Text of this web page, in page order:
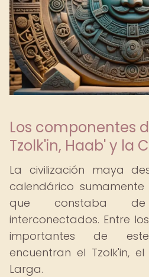
Los componentes
Tzolk'in, Haab' y la
La civilización maya
calendárico
que constaba
interconectados. Entre
importantes de
encuentran el Tzolk'in,
Larga.